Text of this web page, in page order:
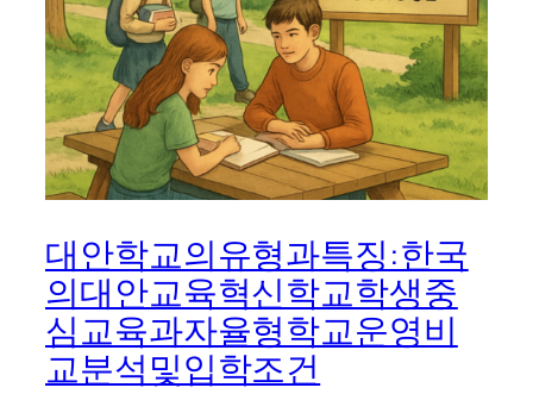
대안학교의유형과특징:한국
의대안교육혁신학교학생중
심교육과자율형학교운영비
교분석및입학조건